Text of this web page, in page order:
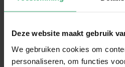
Deze website maakt gebruik
We gebruiken cookies om
personaliseren, om functies
(514.85 kB)
Bundel voordeel